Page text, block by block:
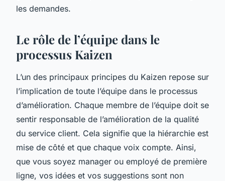
les demandes.
Le rôle de l’équipe dans le
processus Kaizen
L’un des principaux principes du Kaizen repose sur
l’implication de toute l’équipe dans le processus
d’amélioration. Chaque membre de l’équipe doit se
sentir responsable de l’amélioration de la qualité
du service client. Cela signifie que la hiérarchie est
mise de côté et que chaque voix compte. Ainsi,
que vous soyez manager ou employé de première
ligne, vos idées et vos suggestions sont non